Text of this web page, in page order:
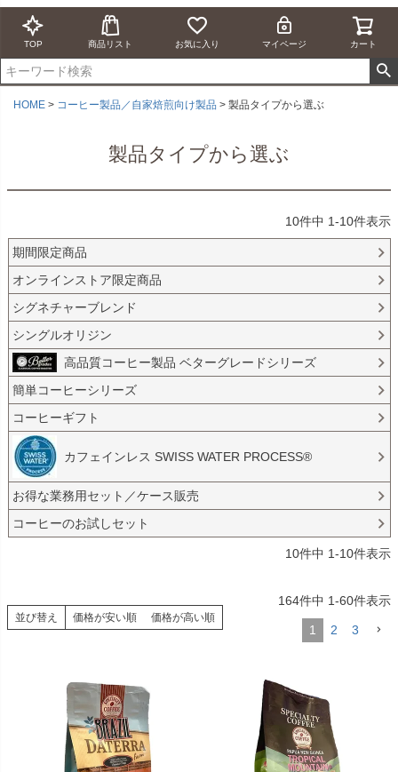
TOP 商品リスト お気に入り マイページ カート
HOME コーヒー製品／自家焙煎向け製品 製品タイプから選ぶ
製品タイプから選ぶ
10件中 1-10件表示
期間限定商品
オンラインストア限定商品
シグネチャーブレンド
シングルオリジン
高品質コーヒー製品 ベターグレードシリーズ
簡単コーヒーシリーズ
コーヒーギフト
カフェインレス SWISS WATER PROCESS®︎
お得な業務用セット／ケース販売
コーヒーのお試しセット
10件中 1-10件表示
並び替え 価格が安い順 価格が高い順
164件中 1-60件表示
1 2 3